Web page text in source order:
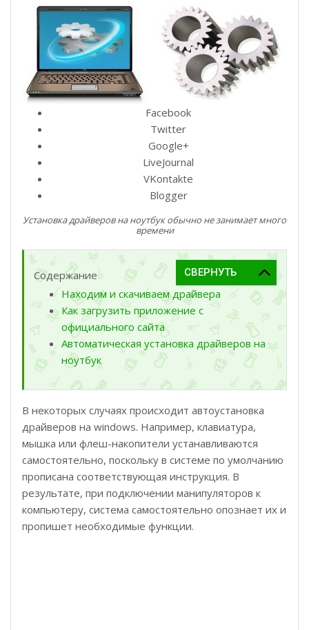
Facebook
Twitter
Google+
LiveJournal
VKontakte
Blogger
Установка драйверов на ноутбук обычно не занимает много
времени
Содержание
Находим и скачиваем драйвера
Как загрузить приложение с
официального сайта
Автоматическая установка драйверов на
ноутбук
В некоторых случаях происходит автоустановка
драйверов на windows. Например, клавиатура,
мышка или флеш-накопители устанавливаются
самостоятельно, поскольку в системе по умолчанию
прописана соответствующая инструкция. В
результате, при подключении манипуляторов к
компьютеру, система самостоятельно опознает их и
пропишет необходимые функции.